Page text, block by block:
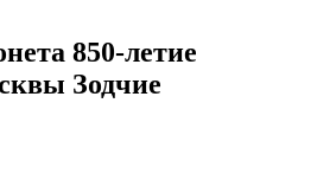
850-летие
Зодчие